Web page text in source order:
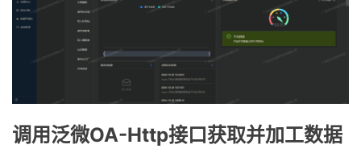
调用泛微OA-Http接口获取并加工数据